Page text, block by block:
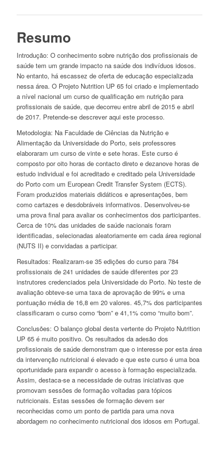
Resumo
Introdução: O conhecimento sobre nutrição dos profissionais de
saúde tem um grande impacto na saúde dos indivíduos idosos.
No entanto, há escassez de oferta de educação especializada
nessa área. O Projeto Nutrition UP 65 foi criado e implementado
a nível nacional um curso de qualificação em nutrição para
profissionais de saúde, que decorreu entre abril de 2015 e abril
de 2017. Pretende-se descrever aqui este processo.
Metodologia: Na Faculdade de Ciências da Nutrição e
Alimentação da Universidade do Porto, seis professores
elaboraram um curso de vinte e sete horas. Este curso é
composto por oito horas de contacto direto e dezanove horas de
estudo individual e foi acreditado e creditado pela Universidade
do Porto com um European Credit Transfer System (ECTS).
Foram produzidos materiais didáticos e apresentações, bem
como cartazes e desdobráveis informativos. Desenvolveu-se
uma prova final para avaliar os conhecimentos dos participantes.
Cerca de 10% das unidades de saúde nacionais foram
identificadas, selecionadas aleatoriamente em cada área regional
(NUTS II) e convidadas a participar.
Resultados: Realizaram-se 35 edições do curso para 784
profissionais de 241 unidades de saúde diferentes por 23
instrutores credenciados pela Universidade do Porto. No teste de
avaliação obteve-se uma taxa de aprovação de 99% e uma
pontuação média de 16,8 em 20 valores. 45,7% dos participantes
classificaram o curso como “bom” e 41,1% como “muito bom”.
Conclusões: O balanço global desta vertente do Projeto Nutrition
UP 65 é muito positivo. Os resultados da adesão dos
profissionais de saúde demonstram que o interesse por esta área
da intervenção nutricional é elevado e que este curso é uma boa
oportunidade para expandir o acesso à formação especializada.
Assim, destaca-se a necessidade de outras iniciativas que
promovam sessões de formação voltadas para tópicos
nutricionais. Estas sessões de formação devem ser
reconhecidas como um ponto de partida para uma nova
abordagem no conhecimento nutricional dos idosos em Portugal.